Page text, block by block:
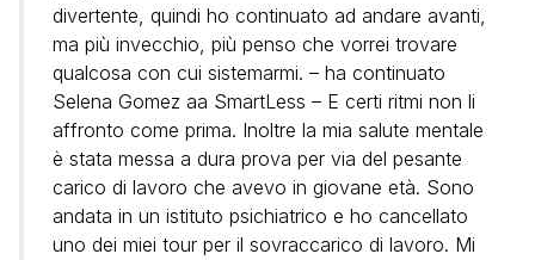
divertente, quindi ho continuato ad andare avanti,
ma più invecchio, più penso che vorrei trovare
qualcosa con cui sistemarmi. – ha continuato
Selena Gomez aa SmartLess – E certi ritmi non li
affronto come prima. Inoltre la mia salute mentale
è stata messa a dura prova per via del pesante
carico di lavoro che avevo in giovane età. Sono
andata in un istituto psichiatrico e ho cancellato
uno dei miei tour per il sovraccarico di lavoro. Mi